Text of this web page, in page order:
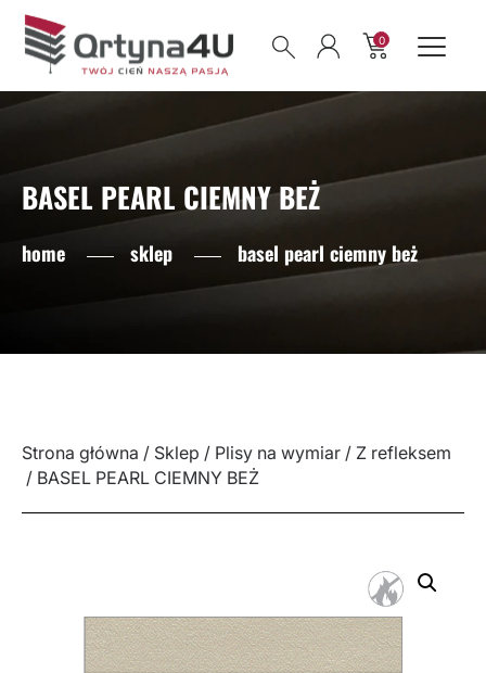
0
BASEL PEARL CIEMNY BEŻ
home sklep basel pearl ciemny beż
Strona główna / Sklep / Plisy na wymiar / Z refleksem
/ BASEL PEARL CIEMNY BEŻ